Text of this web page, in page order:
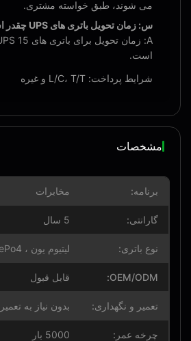
می شوند، طبق خواسته مشتری.
س: زمان تحویل باتری های UPS چقدر است؟
است.
شرایط پرداخت: L/C، T/T و غیره
مشخصات
برنامه: مخابرات
گارانتی:
نوع باتری: لیتیوم یون ، LifePo4
OEM/ODM: قابل قبول
تعمیر و نگهداری: بدون نیاز به تعمیر و
چرخه عمر: 5000 بار